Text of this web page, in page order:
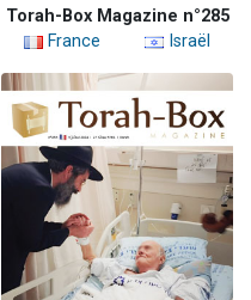
Torah-Box Magazine n°285
France
Israël